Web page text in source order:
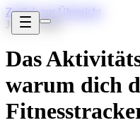
Zurück zur Übersicht
Jul 16, 2024
Das
warum dich